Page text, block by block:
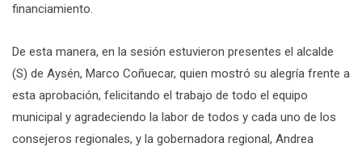
financiamiento.
De esta manera, en la sesión estuvieron presentes el alcalde
(S) de Aysén, Marco Coñuecar, quien mostró su alegría frente a
esta aprobación, felicitando el trabajo de todo el equipo
municipal y agradeciendo la labor de todos y cada uno de los
consejeros regionales, y la gobernadora regional, Andrea